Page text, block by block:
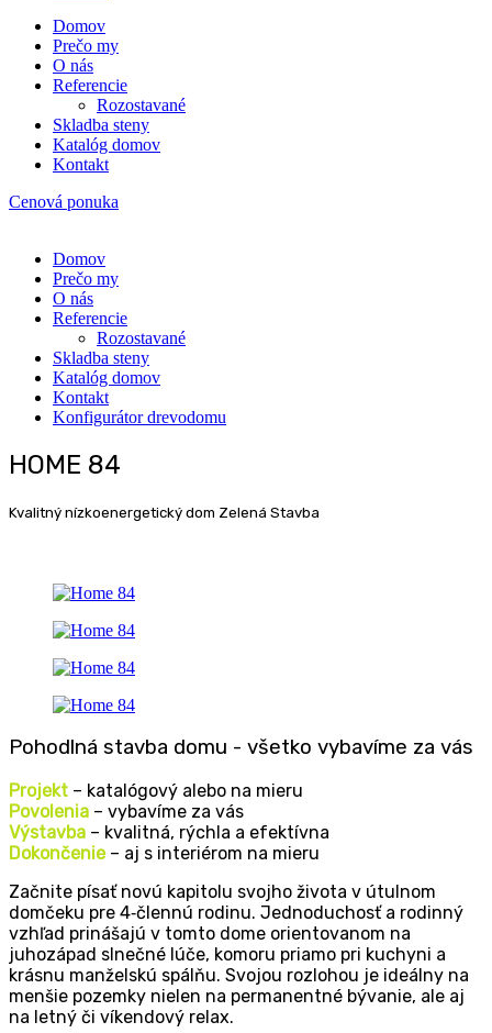
Domov
Pre­čo my
O nás
Refe­ren­cie
Rozosta­va­né
Sklad­ba steny
Kata­lóg domov
Kon­takt
Cenová ponuka
Domov
Pre­čo my
O nás
Refe­ren­cie
Rozosta­va­né
Sklad­ba steny
Kata­lóg domov
Kon­takt
Kon­fi­gu­rá­tor drevodomu
HOME 84
Kvalitný nízkoenergetický dom Zelená Stavba
Pohodlná stavba domu - všetko vybavíme za vás
Projekt – katalógový alebo na mieru
Povolenia – vybavíme za vás
Výstavba – kvalitná, rýchla a efektívna
Dokončenie– aj s interiérom na mieru
Začni­te písať novú kapi­to­lu svoj­ho živo­ta v útul­nom
domče­ku pre 4‑člennú rodi­nu. Jed­no­du­chosť a rodin­ný
vzhľad pri­nášajú v tom­to dome ori­en­to­va­nom na
juho­zá­pad slneč­né lúče, komo­ru pri­a­mo pri kuchy­ni a
krás­nu man­žel­skú spál­ňu. Svo­jou roz­lo­hou je ide­ál­ny na
men­šie pozem­ky nie­len na per­ma­nent­né býva­nie, ale aj
na let­ný či víken­do­vý relax.